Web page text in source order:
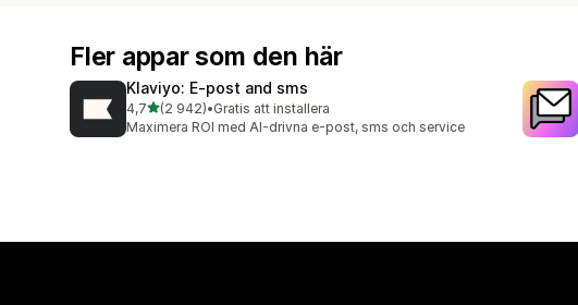
Fler appar som den här
Klaviyo: E‑post and sms
4,7av 5 stjärnor
(2 942)
2942 recensioner totalt
•Gratis att installera
Maximera ROI med AI-drivna e-post, sms och service